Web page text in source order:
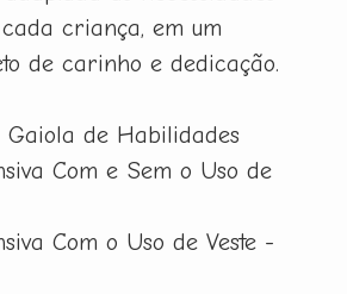
criança, em um
de carinho e dedicação.
Gaiola de Habilidades
Com e Sem o Uso de
Com o Uso de Veste -